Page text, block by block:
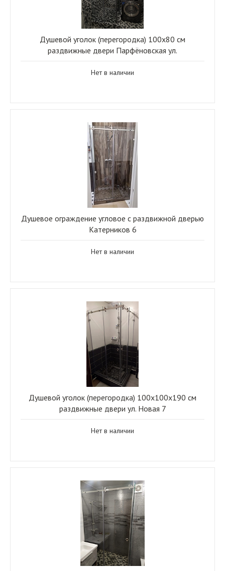
Нет в наличии
Душевой уголок (перегородка) 100x80 см
раздвижные двери Парфёновская ул.
Нет в наличии
Душевое ограждение угловое с раздвижной дверью
Катерников 6
Нет в наличии
Душевой уголок (перегородка) 100x100x190 см
раздвижные двери ул. Новая 7